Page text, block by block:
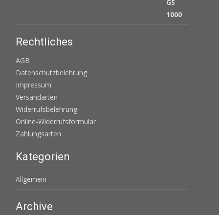
Rechtliches
AGB
Datenschutzbelehrung
Impressum
Versandarten
Widerrufsbelehrung
Online-Widerrufsformular
Zahlungsarten
Kategorien
Allgemein
Archive